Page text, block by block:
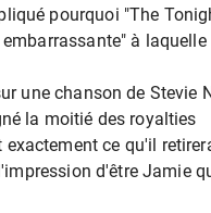
pourquoi "The
à
une chanson de Stevie
la moitié des royalties
ce qu'il
d'être Jamie